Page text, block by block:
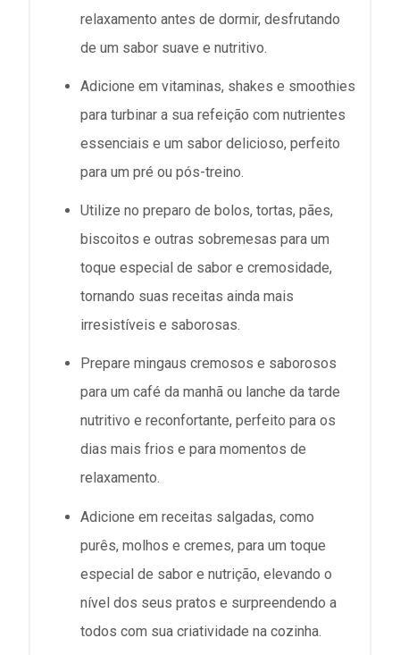
relaxamento antes de dormir, desfrutando
de um sabor suave e nutritivo.
Adicione em vitaminas, shakes e smoothies
para turbinar a sua refeição com nutrientes
essenciais e um sabor delicioso, perfeito
para um pré ou pós-treino.
Utilize no preparo de bolos, tortas, pães,
biscoitos e outras sobremesas para um
toque especial de sabor e cremosidade,
tornando suas receitas ainda mais
irresistíveis e saborosas.
Prepare mingaus cremosos e saborosos
para um café da manhã ou lanche da tarde
nutritivo e reconfortante, perfeito para os
dias mais frios e para momentos de
relaxamento.
Adicione em receitas salgadas, como
purês, molhos e cremes, para um toque
especial de sabor e nutrição, elevando o
nível dos seus pratos e surpreendendo a
todos com sua criatividade na cozinha.